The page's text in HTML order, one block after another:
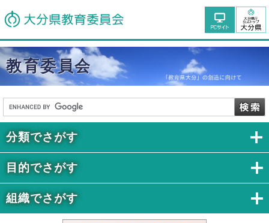
教育委員会
分類でさがす
目的でさがす
組織でさがす